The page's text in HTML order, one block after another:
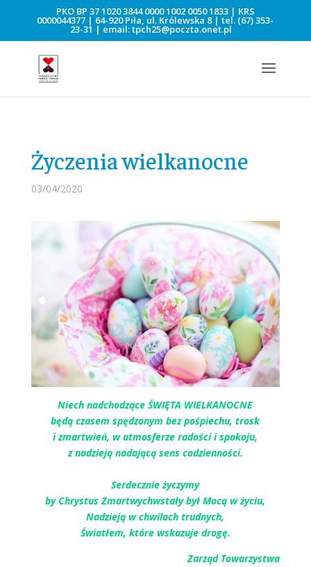
PKO BP 37 1020 3844 0000 1002 0050 1833 | KRS
0000044377 | 64-920 Piła, ul. Królewska 8 | tel. (67) 353-
23-31 | email:tpch25@poczta.onet.pl
Życzenia wielkanocne
03/04/2020
Niech nadchodzące ŚWIĘTA WIELKANOCNE
będą czasem spędzonym bez pośpiechu, trosk
i zmartwień, w atmosferze radości i spokoju,
z nadzieją nadającą sens codzienności.
Serdecznie życzymy
by Chrystus Zmartwychwstały był Mocą w życiu,
Nadzieją w chwilach trudnych,
Światłem, które wskazuje drogę.
Zarząd Towarzystwa